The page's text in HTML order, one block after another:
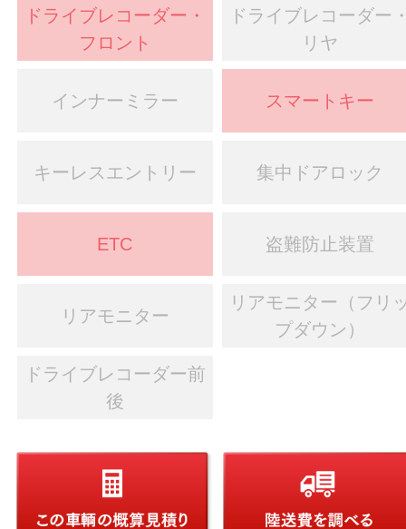
ドライブレコーダー・
フロント
ドライブレコーダー
リヤ
インナーミラー スマートキー
キーレスエントリー 集中ドアロック
ETC 盗難防止装置
リアモニター
リアモニター（フリ
プダウン）
ドライブレコーダー前
後